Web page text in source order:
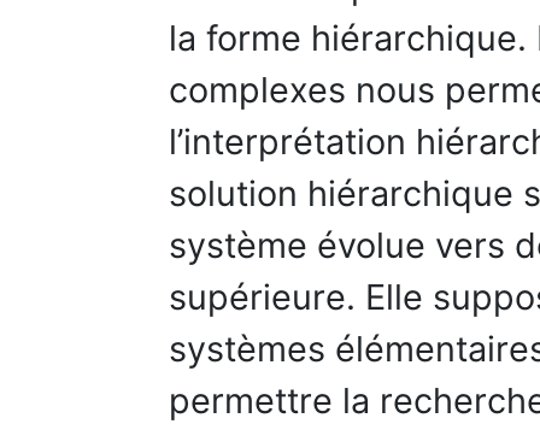
la forme hiérarchique.
complexes nous
l’interprétation
solution hiérarchique
système évolue vers
supérieure. Elle
systèmes
permettre la